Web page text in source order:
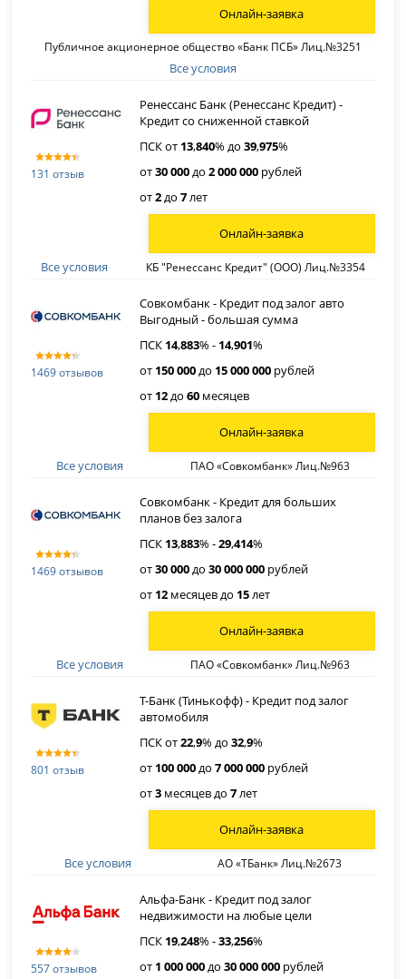
Все условия
Публичное акционерное общество «Банк ПСБ» Лиц.№3251
Онлайн-заявка
131 отзыв
Ренессанс Банк (Ренессанс Кредит) -
Кредит со сниженной ставкой
ПСК от 13,840% до39,975%
от30 000до2 000 000 рублей
от2до7лет
Все условия КБ "Ренессанс Кредит" (ООО) Лиц.№3354
Онлайн-заявка
1469 отзывов
Совкомбанк - Кредит под залог авто
Выгодный - большая сумма
ПСК 14,883% - 14,901%
от 150 000до 15 000 000 рублей
от 12до60 месяцев
Все условия ПАО «Совкомбанк» Лиц.№963
Онлайн-заявка
1469 отзывов
Совкомбанк - Кредит для больших
планов без залога
ПСК 13,883% -29,414%
от30 000до30 000 000 рублей
от 12 месяцев до 15лет
Все условия ПАО «Совкомбанк» Лиц.№963
Онлайн-заявка
801 отзыв
Т-Банк (Тинькофф) - Кредит под залог
автомобиля
ПСК от22,9% до32,9%
от 100 000до7 000 000 рублей
от3 месяцев до7лет
Все условия АО «ТБанк» Лиц.№2673
Онлайн-заявка
557 отзывов
Альфа-Банк - Кредит под залог
недвижимости на любые цели
ПСК 19,248% -33,256%
от 1 000 000до30 000 000 рублей